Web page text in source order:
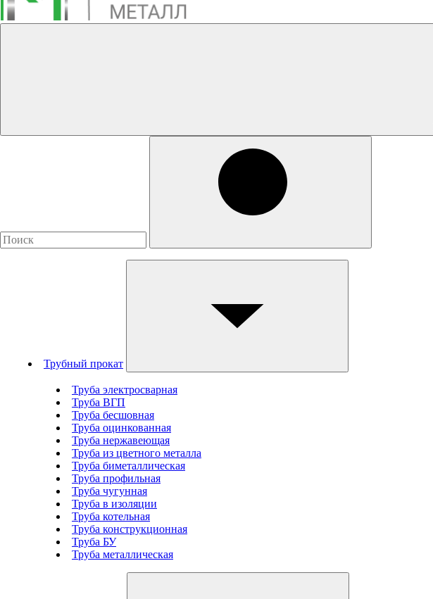
Трубный прокат
Труба электросварная
Труба ВГП
Труба бесшовная
Труба оцинкованная
Труба нержавеющая
Труба из цветного металла
Труба биметаллическая
Труба профильная
Труба чугунная
Труба в изоляции
Труба котельная
Труба конструкционная
Труба БУ
Труба металлическая